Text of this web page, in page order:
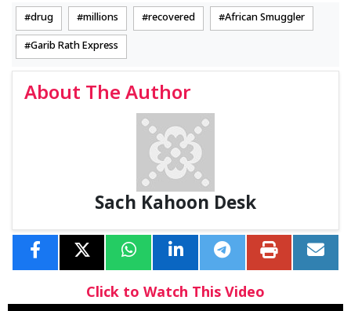
drug millions recovered African Smuggler
Garib Rath Express
About The Author
Sach Kahoon Desk
Click to Watch This Video